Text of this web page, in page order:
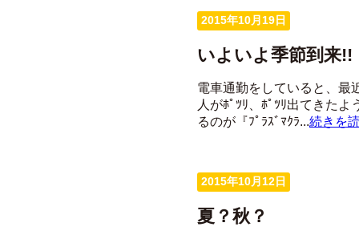
2015年10月19日
いよいよ季節到来!!
電車通勤をしていると、最
人がﾎﾟﾂﾘ、ﾎﾟﾂﾘ出てきた
るのが『ﾌﾟﾗｽﾞﾏｸﾗ...続きを
2015年10月12日
夏？秋？